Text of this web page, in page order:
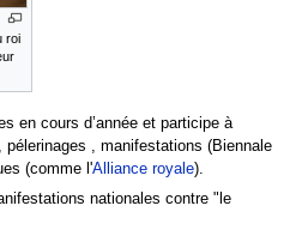
roi
en cours d’année et participe à
, manifestations (Biennale
(comme l'Alliance royale).
nationales contre "le